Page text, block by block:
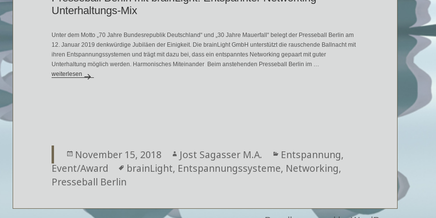
Unterhaltungs-Mix
Unter dem Motto „70 Jahre Bundesrepublik Deutschland“ und „30 Jahre Mauerfall“ belegt der Presseball Berlin am
12. Januar 2019 denkwürdige Jubiläen der Einigkeit. Die brainLight GmbH unterstützt die rauschende Ballnacht mit
ihren Entspannungssystemen und trägt mit dazu bei, dass ein entspanntes Networking gepaart mit guter
Unterhaltung möglich werden. Harmonisches Miteinander Beim anstehenden Presseball Berlin im …
Presseball Berlin mit brainLight: Entspannter Networking-Unterhaltungs-Mix
weiterlesen
Veröffentlicht
am
November 15, 2018 Autor
Jost Sagasser M.A. Kategorien
Entspannung,
Event/Award
Schlagwörter
brainLight, Entspannungssysteme, Networking,
Presseball Berlin